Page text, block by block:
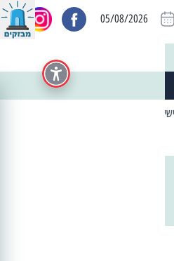
05/08/2026